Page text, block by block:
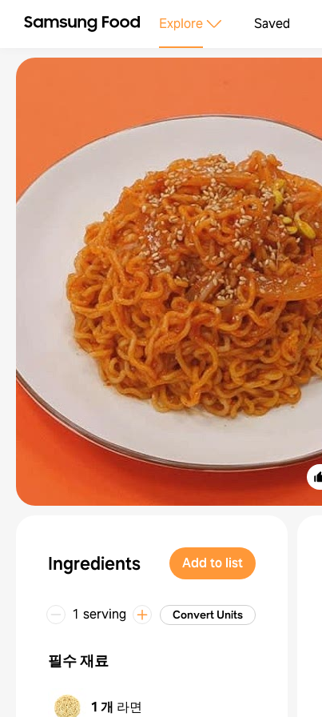
Explore Saved
Ingredients Add to list
1 serving Convert Units
필수 재료
1 개 라면